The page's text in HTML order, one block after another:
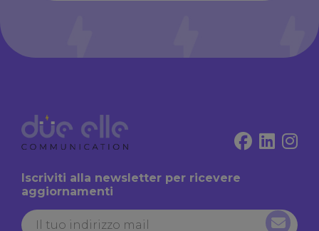
Iscriviti alla newsletter per ricevere
aggiornamenti